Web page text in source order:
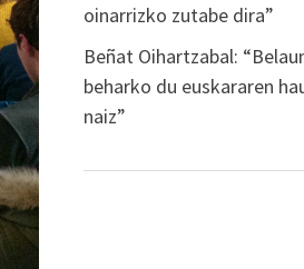
oinarrizko zutabe dira”
Beñat Oihartzabal:
beharko du euskararen
naiz”